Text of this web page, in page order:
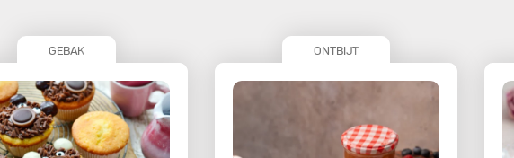
Luk Thys
Patrick Caignau
GEBAK ONTBIJT